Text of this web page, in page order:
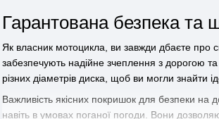
Гарантована безпека та
Як власник мотоцикла, ви завжди дбаєте про
забезпечують надійне зчеплення з дорогою
різних діаметрів диска, щоб ви могли знайти
Важливість якісних покришок для безпеки на
навіть в умовах поганої погоди. Вони